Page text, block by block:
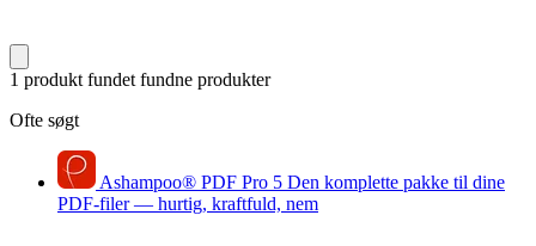
1 produkt fundet fundne produkter
Ofte søgt
Ashampoo® PDF Pro 5 Den komplette pakke til dine
PDF-filer — hurtig, kraftfuld, nem